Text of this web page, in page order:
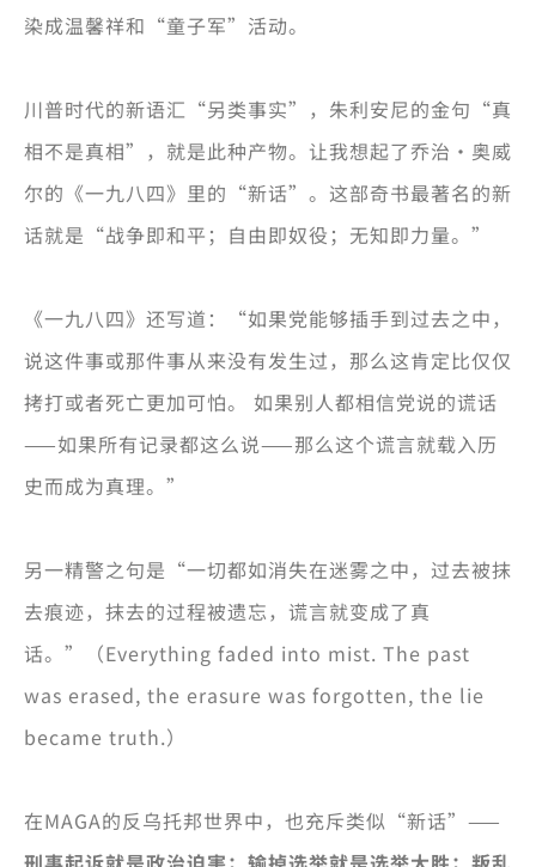
染成温馨祥和“童子军”活动。
川普时代的新语汇“另类事实”，朱利安尼的金句“真
相不是真相”，就是此种产物。让我想起了乔治·奥威
尔的《一九八四》里的“新话”。这部奇书最著名的新
话就是“战争即和平；自由即奴役；无知即力量。”
《一九八四》还写道：“如果党能够插手到过去之中，
说这件事或那件事从来没有发生过，那么这肯定比仅仅
拷打或者死亡更加可怕。 如果别人都相信党说的谎话
——如果所有记录都这么说——那么这个谎言就载入历
史而成为真理。 ”
另一精警之句是“一切都如消失在迷雾之中，过去被抹
去痕迹，抹去的过程被遗忘，谎言就变成了真
话。”（Everything faded into mist. The past
was erased, the erasure was forgotten, the lie
became truth.）
在MAGA的反乌托邦世界中，也充斥类似“新话”——